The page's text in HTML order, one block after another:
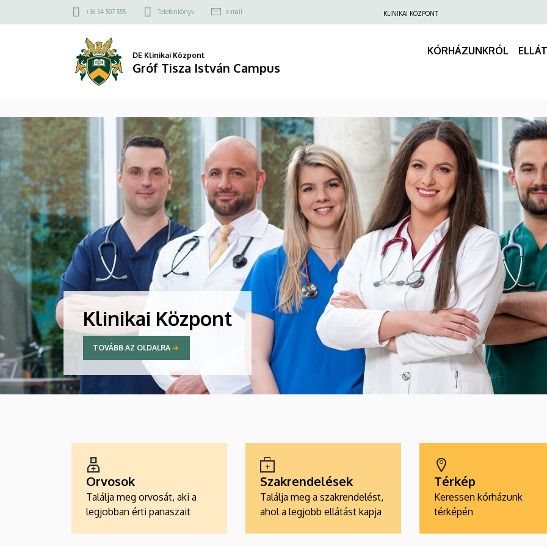
Felső
menü
+36 54 507 555 Telefonkönyv e-mail KLINIKAI KÖZPONT
DE Klinikai Központ
Gróf Tisza István Campus
KÓRHÁZUNKRÓL
Klinikai Központ
TOVÁBB AZ OLDALRA
Orvosok
Találja meg orvosát, aki a
legjobban érti panaszait
Szakrendelések
Találja meg a szakrendelést,
ahol a legjobb ellátást kapja
Térkép
Keressen kórházunk
térképén